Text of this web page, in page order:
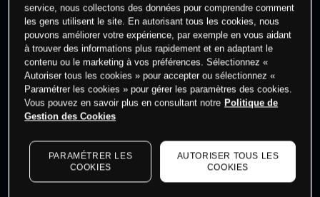
Commencez à trader
Les prix sont indicatifs.
dernières données du marché.Log into see latest
market data
service, nous collectons des données pour comprendre comment
les gens utilisent le site. En autorisant tous les cookies, nous
pouvons améliorer votre expérience, par exemple en vous aidant
à trouver des informations plus rapidement et en adaptant le
contenu ou le marketing à vos préférences. Sélectionnez «
Autoriser tous les cookies » pour accepter ou sélectionnez «
Paramétrer les cookies » pour gérer les paramètres des cookies.
Vous pouvez en savoir plus en consultant notre Politique de
Gestion des Cookies
PARAMÉTRER LES
COOKIES
AUTORISER TOUS LES
COOKIES